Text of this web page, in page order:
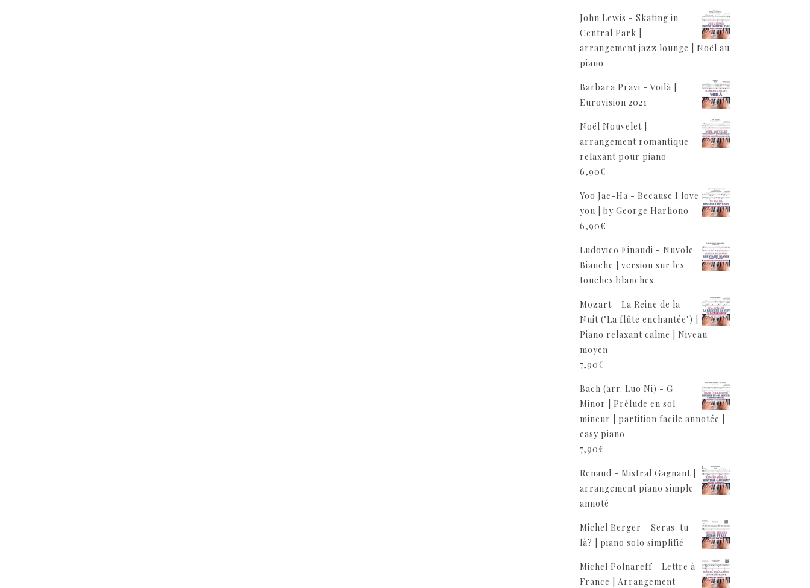
John Lewis - Skating in
Central Park |
arrangement jazz lounge | Noël au
piano
Barbara Pravi - Voilà |
Eurovision 2021
Noël Nouvelet |
arrangement romantique
relaxant pour piano
6,90€
Yoo Jae-Ha - Because I love
you | by George Harliono
6,90€
Ludovico Einaudi - Nuvole
Bianche | version sur les
touches blanches
Mozart - La Reine de la
Nuit ("La flûte enchantée") |
Piano relaxant calme | Niveau
moyen
7,90€
Bach (arr. Luo Ni) - G
Minor | Prélude en sol
mineur | partition facile annotée |
easy piano
7,90€
Renaud - Mistral Gagnant |
arrangement piano simple
annoté
Michel Berger - Seras-tu
là? | piano solo simplifié
Michel Polnareff - Lettre à
France | Arrangement